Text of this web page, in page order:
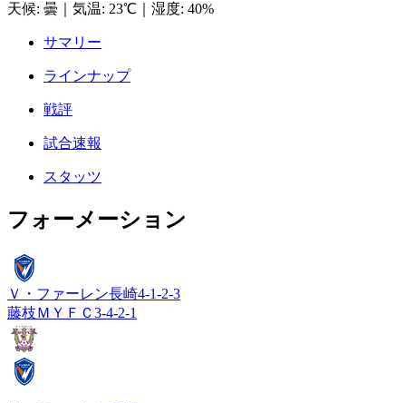
天候: 曇 気温: 23℃ 湿度: 40%
サマリー
ラインナップ
戦評
試合速報
スタッツ
フォーメーション
Ｖ・ファーレン長崎4-1-2-3
藤枝ＭＹＦＣ 3-4-2-1